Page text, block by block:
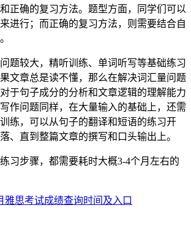
正确的复习方法。题型方面，同学们可以
进行；而正确的复习方法，则需要结合自
较大，精听训练、单词听写等基础练习
文章总是读不懂，那么在解决词汇量问题
于句子成分的分析和文章逻辑的理解能力
作问题同样，在大量输入的基础上，还需
练，可以从句子的翻译和短语的练习开
、直到整篇文章的撰写和口头输出上。
步骤，都需要耗时大概3-4个月左右的
雅思考试成绩查询时间及入口